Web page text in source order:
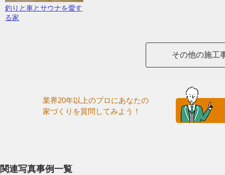
釣りと車とサウナを愛す
る家
その他の施工
業界20年以上のプロにあなたの
家づくりを質問してみよう！
関連写真事例一覧